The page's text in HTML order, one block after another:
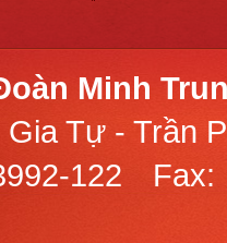
Minh
Tự - Trần
122
Fax: